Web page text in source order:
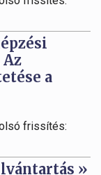
a
frissítés:
»